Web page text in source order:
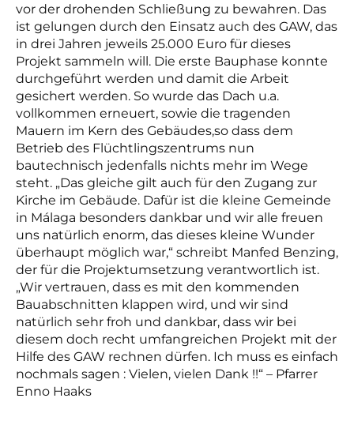
vor der drohenden Schließung zu bewahren. Das
ist gelungen durch den Einsatz auch des GAW, das
in drei Jahren jeweils 25.000 Euro für dieses
Projekt sammeln will. Die erste Bauphase konnte
durchgeführt werden und damit die Arbeit
gesichert werden. So wurde das Dach u.a.
vollkommen erneuert, sowie die tragenden
Mauern im Kern des Gebäudes,so dass dem
Betrieb des Flüchtlingszentrums nun
bautechnisch jedenfalls nichts mehr im Wege
steht. „Das gleiche gilt auch für den Zugang zur
Kirche im Gebäude. Dafür ist die kleine Gemeinde
in Málaga besonders dankbar und wir alle freuen
uns natürlich enorm, das dieses kleine Wunder
überhaupt möglich war,“ schreibt Manfed Benzing,
der für die Projektumsetzung verantwortlich ist.
„Wir vertrauen, dass es mit den kommenden
Bauabschnitten klappen wird, und wir sind
natürlich sehr froh und dankbar, dass wir bei
diesem doch recht umfangreichen Projekt mit der
Hilfe des GAW rechnen dürfen. Ich muss es einfach
nochmals sagen : Vielen, vielen Dank !!“ – Pfarrer
Enno Haaks